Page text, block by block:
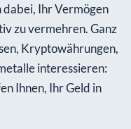
Ihr Vermögen
zu vermehren. Ganz
Kryptowährungen,
interessieren:
Ihnen, Ihr Geld in